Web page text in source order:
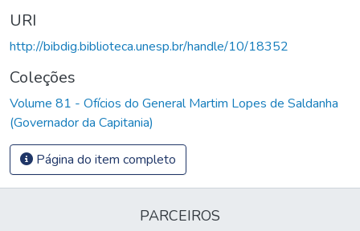
URI
http://bibdig.biblioteca.unesp.br/handle/10/18352
Coleções
Volume 81 - Ofícios do General Martim Lopes de Saldanha
(Governador da Capitania)
Página do item completo
PARCEIROS